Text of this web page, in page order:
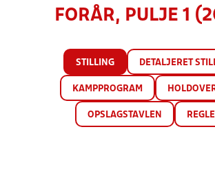
FORÅR, PULJE 1
STILLING DETALJERET
KAMPPROGRAM
OPSLAGSTAVLEN